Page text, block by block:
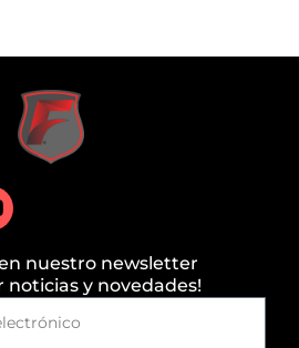
nuestro newsletter
noticias y novedades!